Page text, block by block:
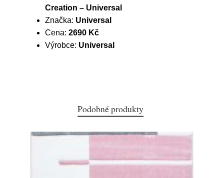
Creation – Universal
Značka: Universal
Cena: 2690 Kč
Výrobce: Universal
Podobné produkty